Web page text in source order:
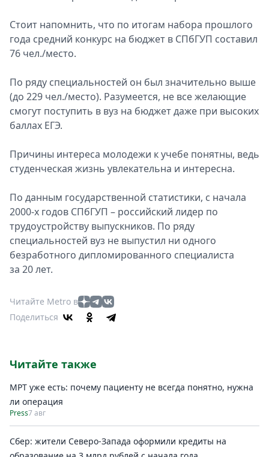
Стоит напомнить, что по итогам набора прошлого
года средний конкурс на бюджет в СПбГУП составил
76 чел./место.
По ряду специальностей он был значительно выше
(до 229 чел./место). Разумеется, не все желающие
смогут поступить в вуз на бюджет даже при высоких
баллах ЕГЭ.
Причины интереса молодежи к учебе понятны, ведь
студенческая жизнь увлекательна и интересна.
По данным государственной статистики, с начала
2000-х годов СПбГУП – российский лидер по
трудоустройству выпускников. По ряду
специальностей вуз не выпустил ни одного
безработного дипломированного специалиста
за 20 лет.
Читайте Metro в
Поделиться
Читайте также
МРТ уже есть: почему пациенту не всегда понятно, нужна
ли операция
Press7 авг
Сбер: жители Северо-Запада оформили кредиты на